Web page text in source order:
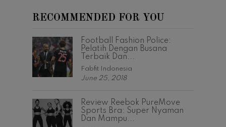
RECOMMENDED FOR YOU
Football Fashion Police:
Pelatih Dengan Busana
Terbaik Dan...
Fabfit Indonesia
June 25, 2018
Review Reebok PureMove
Sports Bra: Super Nyaman
Dan Mampu...